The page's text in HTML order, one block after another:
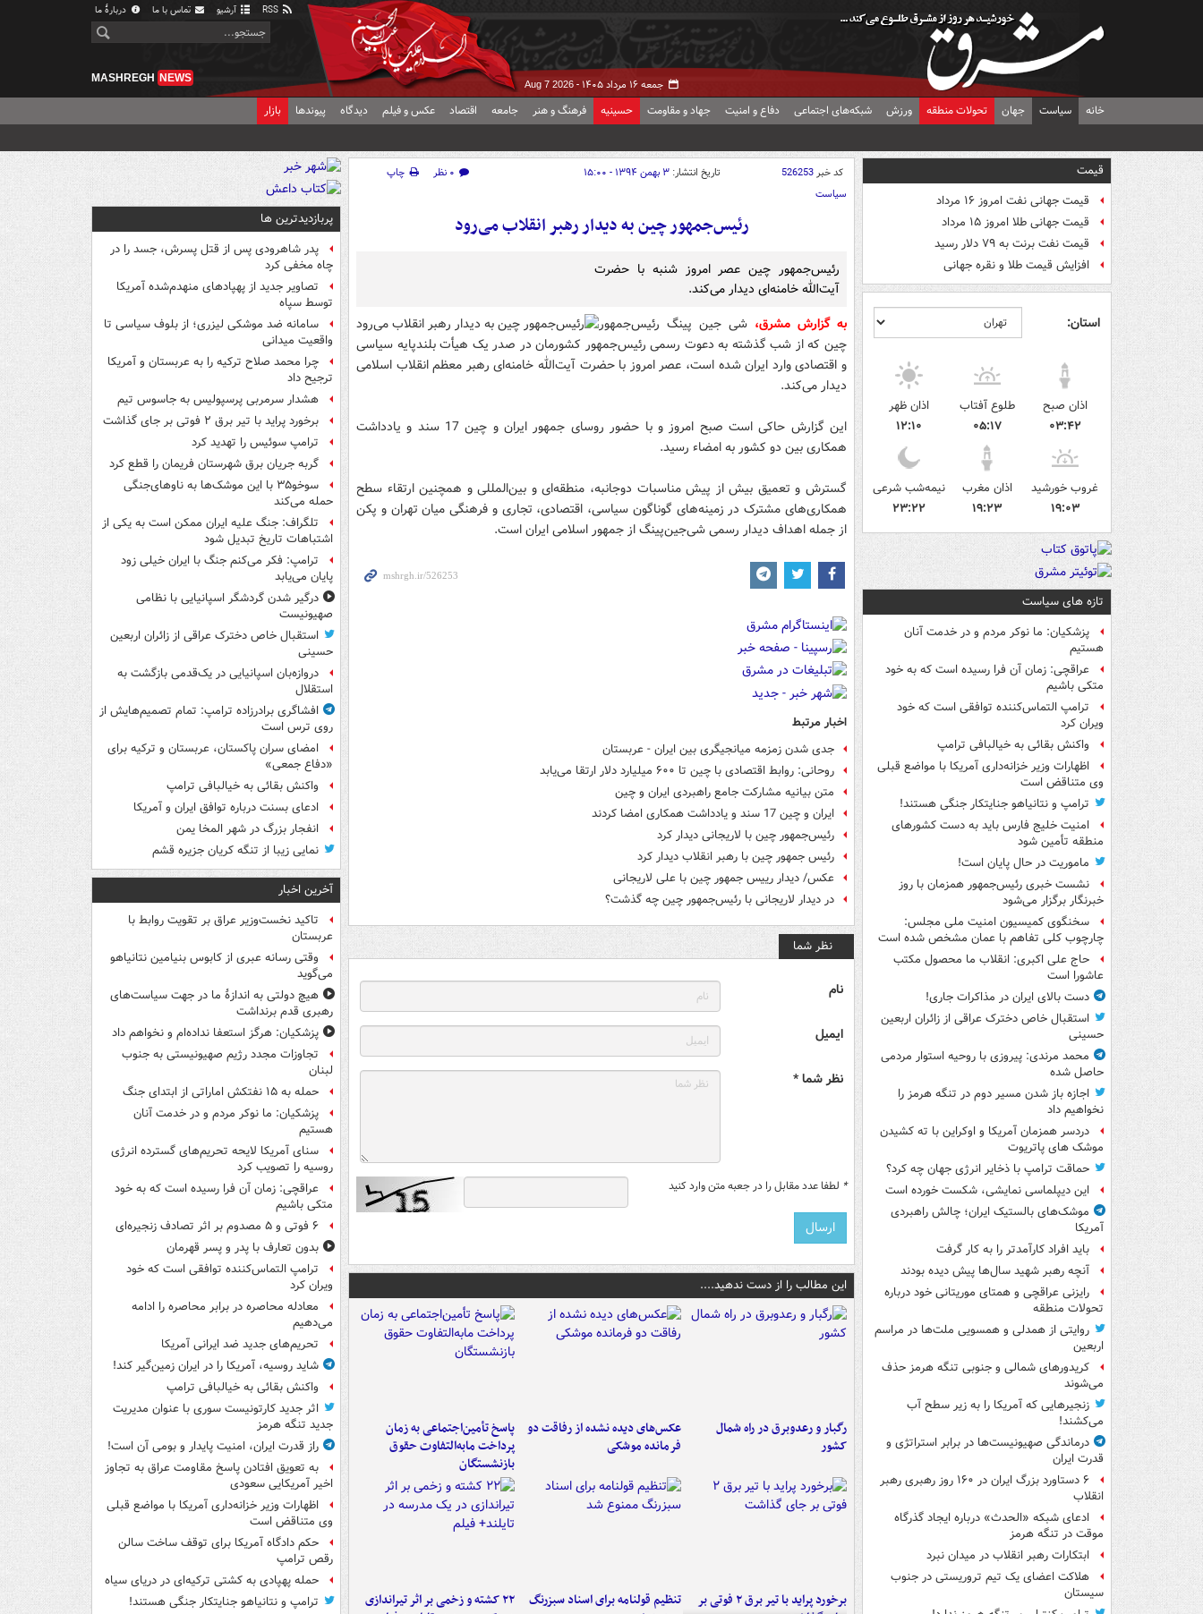
آرشیو تماس با ما دربارهٔ ما
جمعه ۱۶ مرداد ۱۴۰۵ - Aug 7 2026
MASHREGH NEWS
خانه سیاست جهان تحولات منطقه ورزش شبکه‌های اجتماعی دفاع و امنیت جهاد و مقاومت حسینیه فرهنگ و هنر جامعه اقتصاد عکس و فیلم دیدگاه پیوندها بازار
قیمت
قیمت جهانی نفت امروز ۱۶ مرداد
قیمت جهانی طلا امروز ۱۵ مرداد
قیمت نفت برنت به ۷۹ دلار رسید
افزایش قیمت طلا و نقره جهانی
استان:
اذان صبح
۰۳:۴۲
طلوع آفتاب
۰۵:۱۷
اذان ظهر
۱۲:۱۰
غروب خورشید
۱۹:۰۳
اذان مغرب
۱۹:۲۳
نیمه‌شب شرعی
۲۳:۲۲
تازه های سیاست
پزشکیان: ما نوکر مردم و در خدمت آنان
هستیم
عراقچی: زمان آن فرا رسیده است که به خود
متکی باشیم
ترامپ التماس‌کننده توافقی است که خود
ویران کرد
واکنش بقائی به خیالبافی ترامپ
اظهارات وزیر خزانه‌داری آمریکا با مواضع قبلی
وی متناقض است
ترامپ و نتانیاهو جنایتکار جنگی هستند!
امنیت خلیج فارس باید به دست کشورهای
منطقه تأمین شود
ماموریت در حال پایان است!
نشست خبری رئیس‌جمهور همزمان با روز
خبرنگار برگزار می‌شود
سخنگوی کمیسیون امنیت ملی مجلس:
چارچوب کلی تفاهم با عمان مشخص شده است
حاج علی اکبری: انقلاب ما محصول مکتب
عاشورا است
دست بالای ایران در مذاکرات جاری!
استقبال خاص دخترک عراقی از زائران اربعین
حسینی
محمد مرندی: پیروزی با روحیه استوار مردمی
حاصل شده
اجازه باز شدن مسیر دوم در تنگه هرمز را
نخواهیم داد
دردسر همزمان آمریکا و اوکراین با ته کشیدن
موشک های پاتریوت
حماقت ترامپ با ذخایر انرژی جهان چه کرد؟
این دیپلماسی نمایشی، شکست خورده است
موشک‌های بالستیک ایران؛ چالش راهبردی
آمریکا
باید افراد کارآمدتر را به کار گرفت
آنچه رهبر شهید سال‌ها پیش دیده بودند
رایزنی عراقچی و همتای موریتانی خود درباره
تحولات منطقه
روایتی از همدلی و همسویی ملت‌ها در مراسم
اربعین
کریدورهای شمالی و جنوبی تنگه هرمز حذف
می‌شوند
زنجیرهایی که آمریکا را به زیر سطح آب
می‌کشند!
درماندگی صهیونیست‌ها در برابر استراتژی و
قدرت ایران
۶ دستاورد بزرگ ایران در ۱۶۰ روز رهبری رهبر
انقلاب
ادعای شبکه «الحدث» درباره ایجاد گذرگاه
موقت در تنگه هرمز
ابتکارات رهبر انقلاب در میدان نبرد
هلاکت اعضای یک تیم تروریستی در جنوب
سیستان
کد خبر526253 تاریخ انتشار: ۳ بهمن ۱۳۹۴ - ۱۵:۰۰ ۰ نظر
چاپ
سیاست
رئیس‌جمهور چین به دیدار رهبر انقلاب می‌رود
رئیس‌جمهور چین عصر امروز شنبه با حضرت
آیت‌الله خامنه‌ای دیدار می‌کند.
به گزارش مشرق، شی جین‌ پینگ رئیس‌جمهور
چین که از شب گذشته به دعوت رسمی رئیس‌جمهور کشورمان در صدر یک هیأت بلندپایه سیاسی
و اقتصادی وارد ایران شده است، عصر امروز با حضرت آیت‌الله خامنه‌ای رهبر معظم انقلاب اسلامی
دیدار می‌کند.
این گزارش حاکی است صبح امروز و با حضور روسای جمهور ایران و چین 17 سند و یادداشت
همکاری بین دو کشور به امضاء رسید.
گسترش و تعمیق بیش از پیش مناسبات دوجانبه، منطقه‌ای و بین‌المللی و همچنین ارتقاء‌ سطح
همکاری‌های مشترک در زمینه‌های گوناگون سیاسی، اقتصادی، تجاری و فرهنگی میان تهران و پکن
از جمله اهداف دیدار رسمی شی‌جین‌پینگ از جمهور اسلامی ایران است.
اخبار مرتبط
جدی شدن زمزمه میانجیگری بین ایران - عربستان
روحانی: روابط اقتصادی با چین تا ۶۰۰ میلیارد دلار ارتقا می‌یابد
متن بیانیه مشارکت جامع راهبردی ایران و چین
ایران و چین 17 سند و یادداشت همکاری امضا کردند
رئیس‌جمهور چین با لاریجانی دیدار کرد
رئیس جمهور چین با رهبر انقلاب دیدار کرد
عکس/ دیدار رییس جمهور چین با علی لاریجانی
در دیدار لاریجانی با رئیس‌جمهور چین چه گذشت؟
نظر شما
نام
ایمیل
نظر شما *
* لطفا عدد مقابل را در جعبه متن وارد کنید
این مطالب را از دست ندهید....
رگبار و رعدوبرق در راه شمال
کشور
عکس‌های دیده نشده از رفاقت دو
فرمانده‌ موشکی
پاسخ تأمین‌اجتماعی به زمان
پرداخت مابه‌التفاوت حقوق
بازنشستگان
برخورد پراید با تیر برق ۲ فوتی بر
تنظیم قولنامه برای اسناد سبزرنگ
۲۲ کشته و زخمی بر اثر تیراندازی
پربازدیدترین ها
پدر شاهرودی پس از قتل پسرش، جسد را در
چاه مخفی کرد
تصاویر جدید از پهپادهای منهدم‌شده آمریکا
توسط سپاه
سامانه ضد موشکی لیزری؛ از بلوف سیاسی تا
واقعیت میدانی
چرا محمد صلاح ترکیه را به عربستان و آمریکا
ترجیح داد
هشدار سرمربی پرسپولیس به جاسوس تیم
برخورد پراید با تیر برق ۲ فوتی بر جای گذاشت
ترامپ سوئیس را تهدید کرد
گربه جریان برق شهرستان فریمان را قطع کرد
سوخو۳۵ با این موشک‌ها به ناوهای‌جنگی
حمله می‌کند
تلگراف: جنگ علیه ایران ممکن است به یکی از
اشتباهات تاریخ تبدیل شود
ترامپ: فکر می‌کنم جنگ با ایران خیلی زود
پایان می‌یابد
درگیر شدن گردشگر اسپانیایی با نظامی
صهیونیست
استقبال خاص دخترک عراقی از زائران اربعین
حسینی
دروازه‌بان اسپانیایی در یک‌قدمی بازگشت به
استقلال
افشاگری برادرزاده ترامپ: تمام تصمیم‌هایش از
روی ترس است
امضای سران پاکستان، عربستان و ترکیه برای
«دفاع جمعی»
واکنش بقائی به خیالبافی ترامپ
ادعای بسنت درباره توافق ایران و آمریکا
انفجار بزرگ در شهر المخا یمن
نمایی زیبا از تنگه کریان جزیره قشم
آخرین اخبار
تاکید نخست‌وزیر عراق بر تقویت روابط با
عربستان
وقتی رسانه عبری از کابوس بنیامین نتانیاهو
می‌گوید
هیچ دولتی به اندازۀ ما در جهت سیاست‌های
رهبری قدم برنداشت
پزشکیان: هرگز استعفا نداده‌ام و نخواهم داد
تجاوزات مجدد رژیم صهیونیستی به جنوب
لبنان
حمله به ۱۵ نفتکش‌ اماراتی از ابتدای جنگ
پزشکیان: ما نوکر مردم و در خدمت آنان
هستیم
سنای آمریکا لایحه تحریم‌های گسترده انرژی
روسیه را تصویب کرد
عراقچی: زمان آن فرا رسیده است که به خود
متکی باشیم
۶ فوتی و ۵ مصدوم بر اثر تصادف زنجیره‌ای
بدون تعارف با پدر و پسر قهرمان
ترامپ التماس‌کننده توافقی است که خود
ویران کرد
معادله محاصره در برابر محاصره را ادامه
می‌دهیم
تحریم‌های جدید ضد ایرانی آمریکا
شاید روسیه، آمریکا را در ایران زمین‌گیر کند!
واکنش بقائی به خیالبافی ترامپ
اثر جدید کارتونیست سوری با عنوان مدیریت
جدید تنگه هرمز
راز قدرت ایران، امنیت پایدار و بومی آن است!
به تعویق افتادن پاسخ مقاومت عراق به تجاوز
اخیر آمریکایی سعودی
اظهارات وزیر خزانه‌داری آمریکا با مواضع قبلی
وی متناقض است
حکم دادگاه آمریکا برای توقف ساخت سالن
رقص ترامپ
حمله پهپادی به کشتی ترکیه‌ای در دریای سیاه
ترامپ و نتانیاهو جنایتکار جنگی هستند!